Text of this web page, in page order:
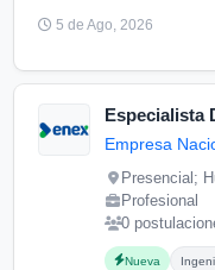
5 de Ago, 2026
Especialista
Empresa
Presencial;
Profesional
0
Nueva
Carreras
Posgrados